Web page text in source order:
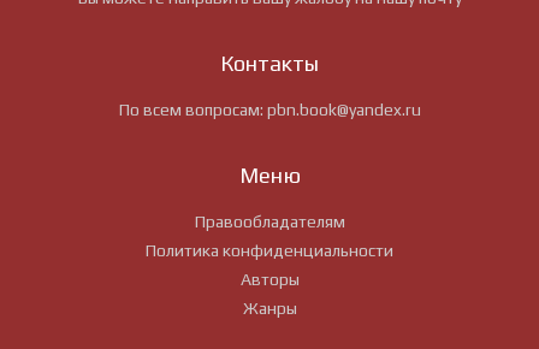
Контакты
По всем вопросам: pbn.book@yandex.ru
Меню
Правообладателям
Политика конфиденциальности
Авторы
Жанры